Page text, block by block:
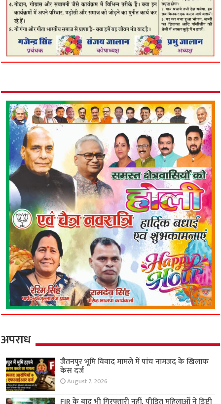
अपराध
जैतनपुर भूमि विवाद मामले में पांच नामजद के खिलाफ
केस दर्ज
August 7, 2026